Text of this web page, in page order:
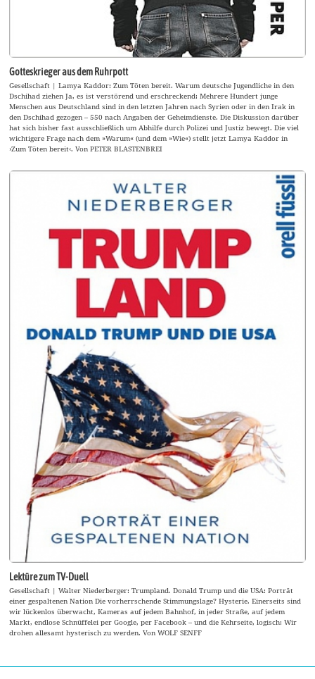
Gotteskrieger aus dem Ruhrpott
Gesellschaft | Lamya Kaddor: Zum Töten bereit. Warum deutsche Jugendliche in den
Dschihad ziehen Ja, es ist verstörend und erschreckend: Mehrere Hundert junge
Menschen aus Deutschland sind in den letzten Jahren nach Syrien oder in den Irak in
den Dschihad gezogen – 550 nach Angaben der Geheimdienste. Die Diskussion darüber
hat sich bisher fast ausschließlich um Abhilfe durch Polizei und Justiz bewegt. Die viel
wichtigere Frage nach dem »Warum« (und dem »Wie«) stellt jetzt Lamya Kaddor in
›Zum Töten bereit‹. Von PETER BLASTENBREI
Lektüre zum TV-Duell
Gesellschaft | Walter Niederberger: Trumpland. Donald Trump und die USA: Porträt
einer gespaltenen Nation Die vorherrschende Stimmungslage? Hysterie. Einerseits sind
wir lückenlos überwacht, Kameras auf jedem Bahnhof, in jeder Straße, auf jedem
Markt, endlose Schnüffelei per Google, per Facebook – und die Kehrseite, logisch: Wir
drohen allesamt hysterisch zu werden. Von WOLF SENFF